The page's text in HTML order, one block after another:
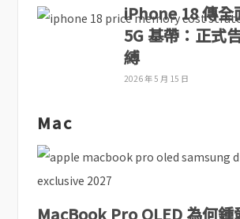
iPhone 18 傳全
5G 基帶：正式
縛
2026 年 5 月 15 日
Mac
MacBook Pro OLED 為何鍾